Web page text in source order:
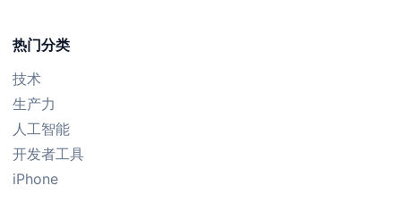
热门分类
技术
生产力
人工智能
开发者工具
iPhone